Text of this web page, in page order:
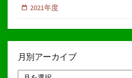
2021年度
月別アーカイブ